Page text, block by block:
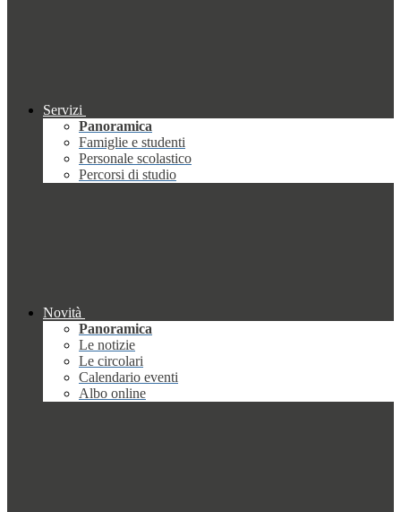
Servizi
Panoramica
Famiglie e studenti
Personale scolastico
Percorsi di studio
Novità
Panoramica
Le notizie
Le circolari
Calendario eventi
Albo online